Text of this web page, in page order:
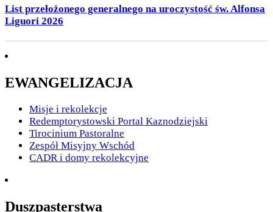
List przełożonego generalnego na uroczystość św. Alfonsa
Liguori 2026
EWANGELIZACJA
Misje i rekolekcje
Redemptorystowski Portal Kaznodziejski
Tirocinium Pastoralne
Zespół Misyjny Wschód
CADR i domy rekolekcyjne
Duszpasterstwa